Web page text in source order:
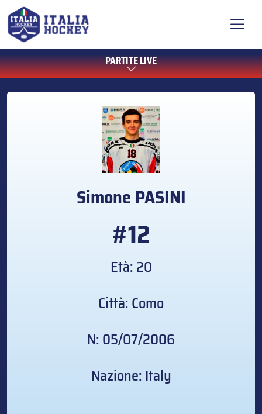
PARTITE LIVE
Simone PASINI
#12
Età: 20
Città: Como
N: 05/07/2006
Nazione: Italy